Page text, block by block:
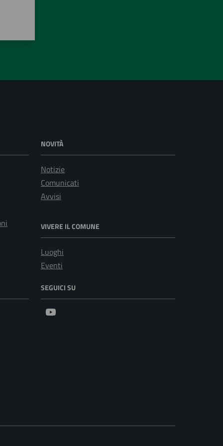
NOVITÀ
Notizie
Comunicati
Avvisi
VIVERE IL COMUNE
Luoghi
Eventi
SEGUICI SU